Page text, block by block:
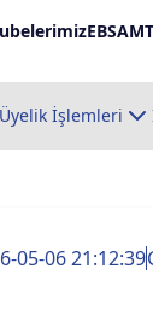
EBSAM
Üyelik İşlemleri
05-06 21:12:39